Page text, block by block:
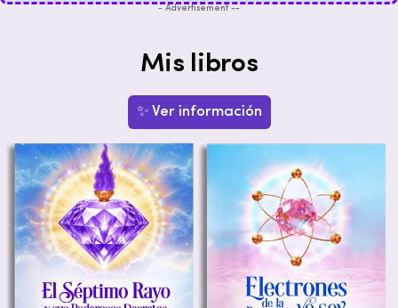
- Advertisement --
Mis libros
✨ Ver información